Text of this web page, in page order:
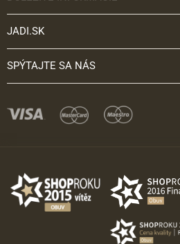
JADI.SK
SPÝTAJTE SA NÁS